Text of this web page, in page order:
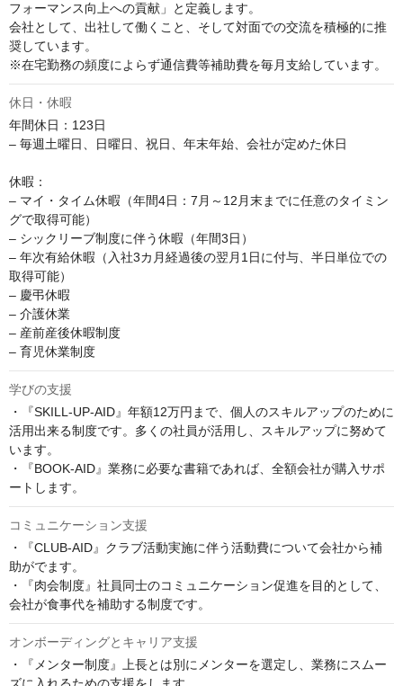
フォーマンス向上への貢献」と定義します。
会社として、出社して働くこと、そして対面での交流を積極的に推
奨しています。
※在宅勤務の頻度によらず通信費等補助費を毎月支給しています。
休日・休暇
年間休日：123日
– 毎週土曜日、日曜日、祝日、年末年始、会社が定めた休日
休暇：
– マイ・タイム休暇（年間4日：7月～12月末までに任意のタイミン
グで取得可能）
– シックリーブ制度に伴う休暇（年間3日）
– 年次有給休暇（入社3カ月経過後の翌月1日に付与、半日単位での
取得可能）
– 慶弔休暇
– 介護休業
– 産前産後休暇制度
– 育児休業制度
学びの支援
・『SKILL-UP-AID』年額12万円まで、個人のスキルアップのために
活用出来る制度です。多くの社員が活用し、スキルアップに努めて
います。
・『BOOK-AID』業務に必要な書籍であれば、全額会社が購入サポ
ートします。
コミュニケーション支援
・『CLUB-AID』クラブ活動実施に伴う活動費について会社から補
助がでます。
・『肉会制度』社員同士のコミュニケーション促進を目的として、
会社が食事代を補助する制度です。
オンボーディングとキャリア支援
・『メンター制度』上長とは別にメンターを選定し、業務にスムー